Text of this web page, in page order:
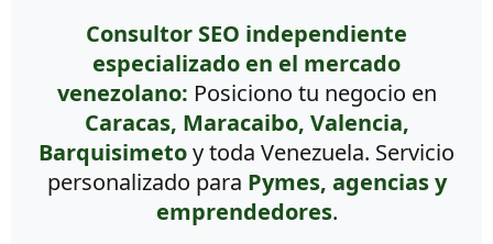
Consultor SEO independiente
especializado en el mercado
venezolano: Posiciono tu negocio en
Caracas, Maracaibo, Valencia,
Barquisimetoy toda Venezuela. Servicio
personalizado para Pymes, agencias y
emprendedores.